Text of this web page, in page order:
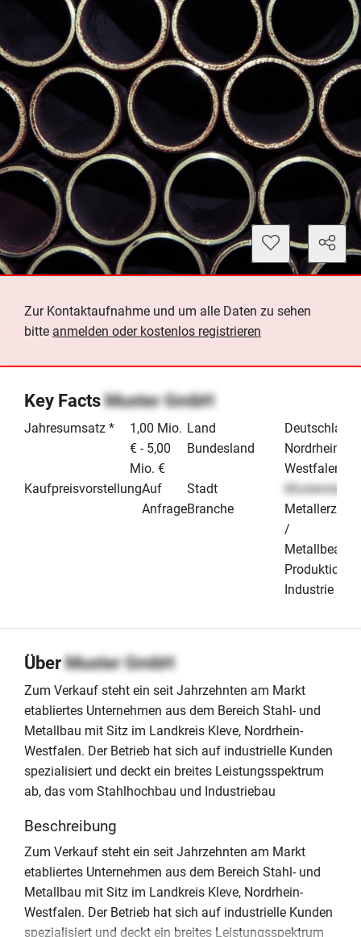
Zur Kontaktaufnahme und um alle Daten zu sehen
bitte anmelden oder kostenlos registrieren
Key FactsMuster GmbH
Jahresumsatz *
1,00 Mio.
€ - 5,00
Mio. €
KaufpreisvorstellungAuf
Anfrage
Land
Deutschland
Bundesland
Nordrhein-
Westfalen
Stadt
Musterstadt
Branche
/
Produktion &
Industrie
ÜberMuster GmbH
Zum Verkauf steht ein seit Jahrzehnten am Markt
etabliertes Unternehmen aus dem Bereich Stahl- und
Metallbau mit Sitz im Landkreis Kleve, Nordrhein-
Westfalen. Der Betrieb hat sich auf industrielle Kunden
spezialisiert und deckt ein breites Leistungsspektrum
ab, das vom Stahlhochbau und Industriebau
Beschreibung
Zum Verkauf steht ein seit Jahrzehnten am Markt
etabliertes Unternehmen aus dem Bereich Stahl- und
Metallbau mit Sitz im Landkreis Kleve, Nordrhein-
Westfalen. Der Betrieb hat sich auf industrielle Kunden
spezialisiert und deckt ein breites Leistungsspektrum